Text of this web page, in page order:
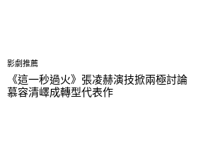
影劇推薦
《這一秒過火》張凌赫演技掀兩極討論
慕容清嶧成轉型代表作